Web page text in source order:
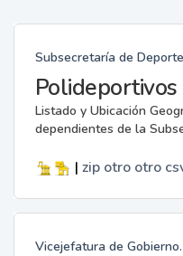
Subsecretaría de
Polideportivos
Listado y Ubicación
dependientes de la
| zip otro otro
Vicejefatura de